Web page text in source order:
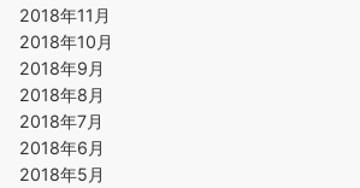
2018年11月
2018年10月
2018年9月
2018年8月
2018年7月
2018年6月
2018年5月